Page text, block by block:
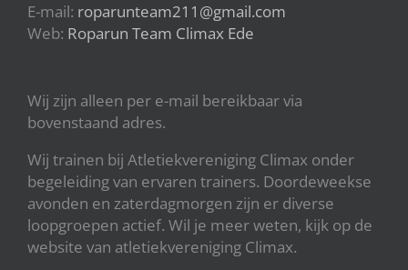
E-mail: roparunteam211@gmail.com
Web: Roparun Team Climax Ede
Wij zijn alleen per e-mail bereikbaar via
bovenstaand adres.
Wij trainen bij Atletiekvereniging Climax onder
begeleiding van ervaren trainers. Doordeweekse
avonden en zaterdagmorgen zijn er diverse
loopgroepen actief. Wil je meer weten, kijk op de
website van atletiekvereniging Climax.